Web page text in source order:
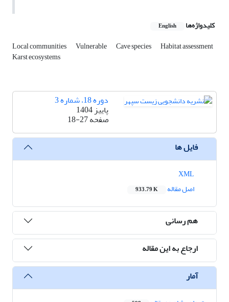
کلیدواژه‌ها English
Local communities Vulnerable Cave species Habitat assessment
Karst ecosystems
دوره 18، شماره 3
پاییز 1404
صفحه18-27
فایل ها
اصل مقاله
933.79 K
هم رسانی
ارجاع به این مقاله
آمار